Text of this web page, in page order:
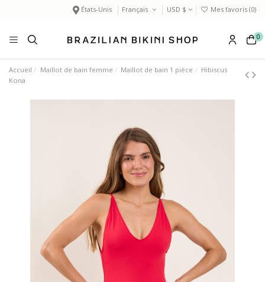
États-Unis Français USD $ Mes favoris (0)
0
Accueil Maillot de bain femme Maillot de bain 1 pièce
Hibiscus
Kona